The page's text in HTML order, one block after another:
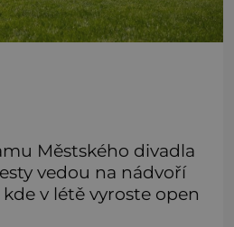
Městského divadla
vedou na nádvoří
v létě vyroste open